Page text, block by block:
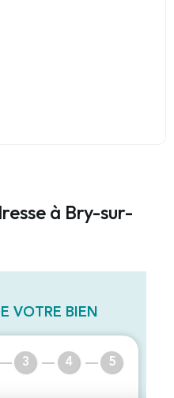
à Bry-sur-